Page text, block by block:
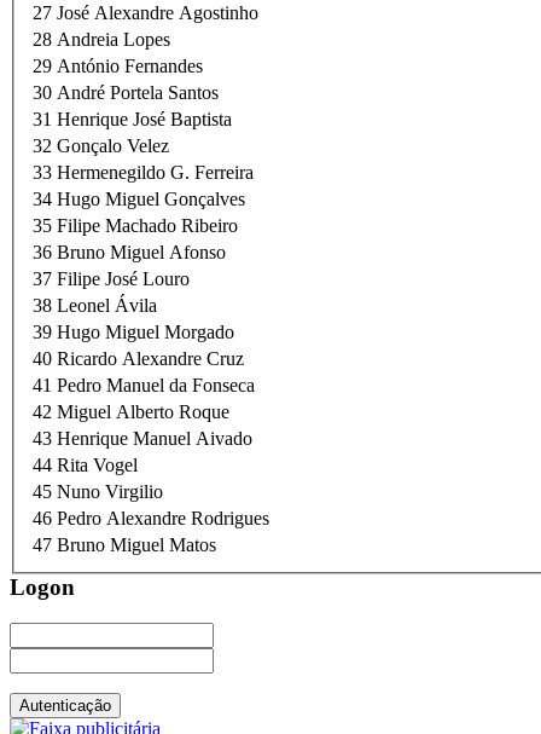
27
José Alexandre Agostinho
28 Andreia Lopes
29 António Fernandes
30 André Portela Santos
31 Henrique José Baptista
32 Gonçalo Velez
33 Hermenegildo G. Ferreira
34 Hugo Miguel Gonçalves
35 Filipe Machado Ribeiro
36 Bruno Miguel Afonso
37 Filipe José Louro
38 Leonel Ávila
39 Hugo Miguel Morgado
40 Ricardo Alexandre Cruz
41
Pedro Manuel da Fonseca
42 Miguel Alberto Roque
43 Henrique Manuel Aivado
44 Rita Vogel
45 Nuno Virgilio
46 Pedro Alexandre Rodrigues
47 Bruno Miguel Matos
Logon